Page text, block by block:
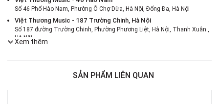
Số 46 Phố Hào Nam, Phường Ô Chợ Dừa, Hà Nội, Đống Đa, Hà Nội
Việt Thương Music - 187 Trường Chinh, Hà Nội
Số 187 đường Trường Chinh, Phường Phương Liệt, Hà Nội, Thanh Xuân ,
Hà Nội
386 Cách Mạng Tháng Tám, Phường Nhiêu Lộc, TPHCM, Quận 3, Hồ Chí
Việt Thương Music - 369 Điện Biên Phủ
Xem thêm
SẢN PHẨM LIÊN QUAN